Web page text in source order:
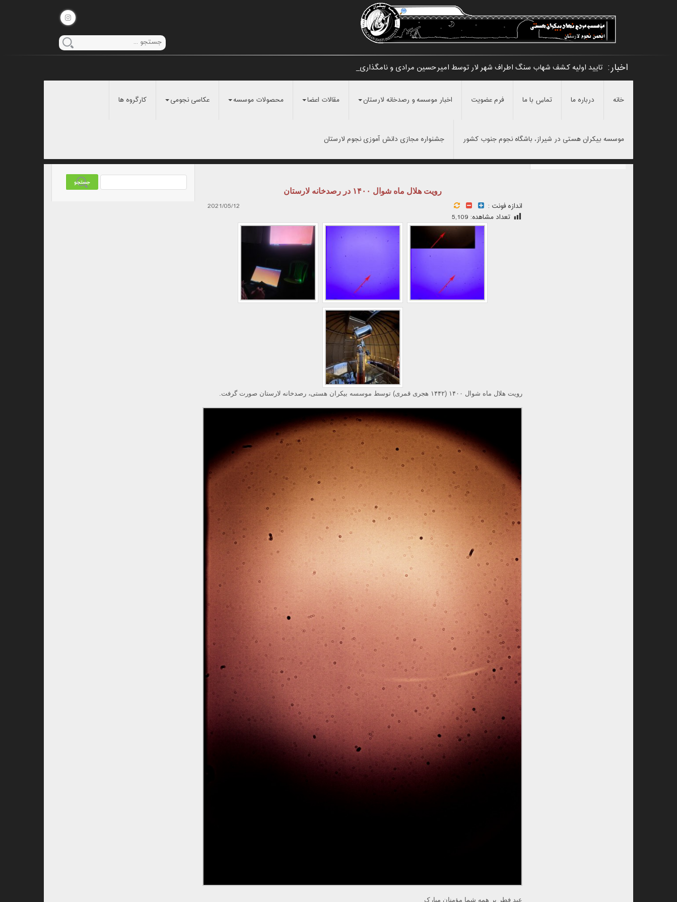
اخبار: تایید اولیه کشف شهاب سنگ اطراف شهر لار توسط امیرحسین مرادی و نامگذاری آن به «رص_
خانه درباره ما تماس با ما فرم عضویت اخبار موسسه و رصدخانه لارستان مقالات اعضا محصولات موسسه عکاسی نجومی کارگروه ها
موسسه بیکران هستی در شیراز، باشگاه نجوم جنوب کشور جشنواره مجازی دانش آموزی نجوم لارستان
رویت هلال ماه شوال ۱۴۰۰ در رصدخانه لارستان
اندازه فونت :
2021/05/12
تعداد مشاهده: 5,109
رویت هلال ماه شوال ۱۴۰۰ (۱۴۴۲ هجری قمری) توسط موسسه بیکران هستی، رصدخانه لارستان صورت گرفت.
عید فطر بر همه شما مؤمنان مبارک